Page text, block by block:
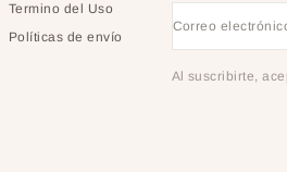
Termino del Uso
Políticas de envío
Correo
Al suscribirte,